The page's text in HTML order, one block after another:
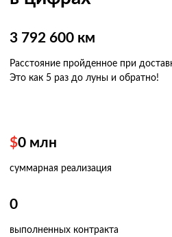
3 792 600 км
Расстояние пройденное при
Это как 5 раз до луны и обратно!
$0 млн
суммарная реализация
0
выполненных контракта